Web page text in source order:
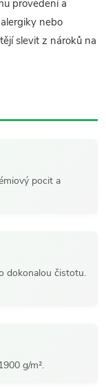
provedení a
nebo
slevit z nároků na
pocit a
dokonalou čistotu.
g/m².